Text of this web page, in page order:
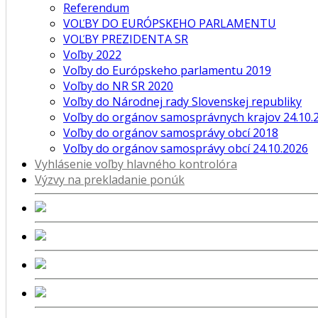
Referendum
VOĽBY DO EURÓPSKEHO PARLAMENTU
VOĽBY PREZIDENTA SR
Voľby 2022
Voľby do Európskeho parlamentu 2019
Voľby do NR SR 2020
Voľby do Národnej rady Slovenskej republiky
Voľby do orgánov samosprávnych krajov
Voľby do orgánov samosprávy obcí 2018
Voľby do orgánov samosprávy obcí 24.10.2026
Vyhlásenie voľby hlavného kontrolóra
Výzvy na prekladanie ponúk